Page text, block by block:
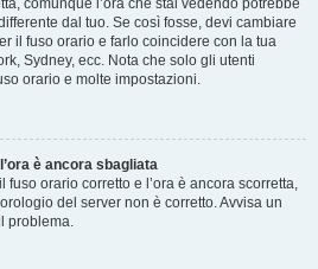
comunque l’ora che stai vedendo potrebbe
dal tuo. Se così fosse, devi cambiare
il fuso orario e farlo coincidere con la tua
Sydney, ecc. Nota che solo gli utenti
orario e molte impostazioni.
è ancora sbagliata
orario corretto e l’ora è ancora scorretta,
del server non è corretto. Avvisa un
problema.